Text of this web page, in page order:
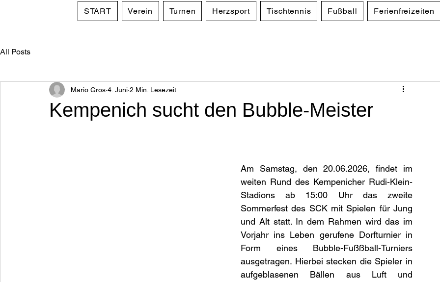
START Verein Turnen Herzsport Tischtennis Fußball Ferienfreizeiten
All Posts
Kempenich sucht den Bubble-Meister
Mario Gros 4. Juni 2 Min. Lesezeit
Am Samstag, den 20.06.2026, findet im
weiten Rund des Kempenicher Rudi-Klein-
Stadions ab 15:00 Uhr das zweite
Sommerfest des SCK mit Spielen für Jung
und Alt statt. In dem Rahmen wird das im
Vorjahr ins Leben gerufene Dorfturnier in
Form eines Bubble-Fußßball-Turniers
ausgetragen. Hierbei stecken die Spieler in
aufgeblasenen Bällen aus Luft und